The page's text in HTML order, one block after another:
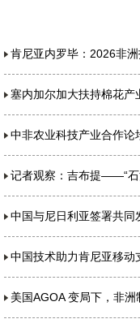
肯尼亚内罗毕：2026非
塞内加尔加大扶持棉花
中非农业科技产业合作论
记者观察：吉布提——“石
中国与尼日利亚签署共
中国技术助力肯尼亚移动
美国AGOA 变局下，非